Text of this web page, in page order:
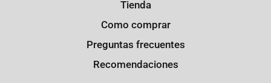
Tienda
Como comprar
Preguntas frecuentes
Recomendaciones